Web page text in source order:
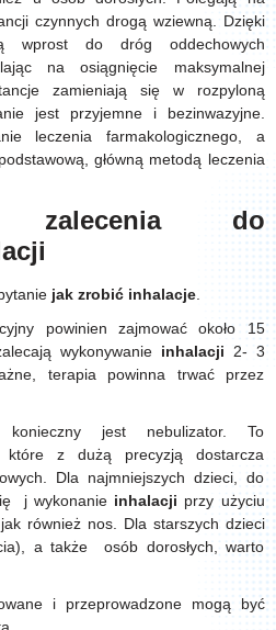
czynnych drogą wziewną. Dzięki
wprost do dróg oddechowych
na osiągnięcie maksymalnej
zamieniają się w rozpyloną
jest przyjemne i bezinwazyjne.
leczenia farmakologicznego, a
główną metodą leczenia
zalecenia do
jak zrobić inhalacje.
powinien zajmować około 15
wykonywanie inhalacji 2- 3
terapia powinna trwać przez
jest nebulizator. To
które z dużą precyzją dostarcza
Dla najmniejszych dzieci, do
j wykonanie inhalacji przy użyciu
również nos. Dla starszych dzieci
a także osób dorosłych, warto
i przeprowadzone mogą być